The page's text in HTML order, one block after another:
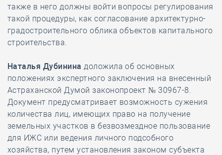
также в него должны войти вопросы регулирования
такой процедуры, как согласование архитектурно-
градостроительного облика объектов капитального
строительства.
Наталья Дубинина доложила об основных
положениях экспертного заключения на внесенный
Астраханской Думой законопроект № 30967-8.
Документ предусматривает возможность сужения
количества лиц, имеющих право на получение
земельных участков в безвозмездное пользование
для ИЖС или ведения личного подсобного
хозяйства, путем установления законом субъекта